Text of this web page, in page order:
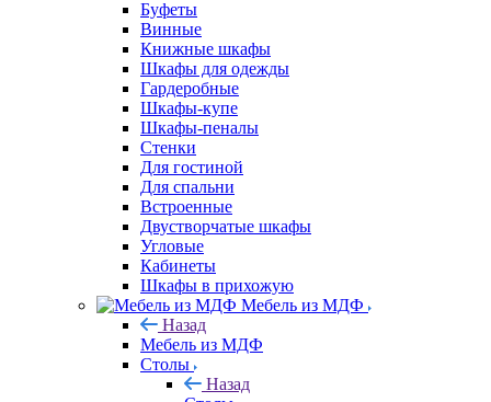
Буфеты
Винные
Книжные шкафы
Шкафы для одежды
Гардеробные
Шкафы-купе
Шкафы-пеналы
Стенки
Для гостиной
Для спальни
Встроенные
Двустворчатые шкафы
Угловые
Кабинеты
Шкафы в прихожую
Мебель из МДФ
Назад
Мебель из МДФ
Столы
Назад